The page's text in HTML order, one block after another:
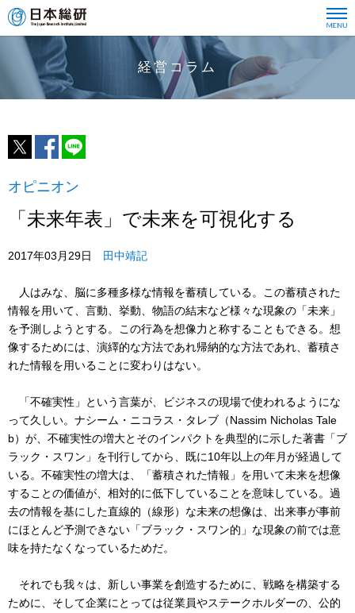
経営コラム
オピニオン
「未来年表」で未来を可視化する
2017年03月29日 田中靖記
人はみな、脳に多種多様な情報を蓄積している。この蓄積された
情報を用いて、言動、挙動、物語の結末など様々な現象の「未来」
を予測しようとする。この行為を想像力と称することもできる。想
像するためには、演繹的な方法であれ帰納的な方法であれ、蓄積さ
れた情報を用いることに変わりはない。
「不確実性」という言葉が、ビジネスの現場で使われるようにな
って久しい。ナシーム・ニコラス・タレブ（Nassim Nicholas Tale
b）が、不確実性の増大とそのインパクトを典型的に示した著書「ブ
ラック・スワン」を刊行してから、既に10年以上の年月が経過して
いる。不確実性の増大は、「蓄積された情報」を用いて未来を想像
することの価値が、相対的に低下していることを意味している。過
去の情報を基にした直線的（線形）な未来の想像は、出来事が事前
にほとんど予測できない「ブラック・スワン的」な現象の前では意
味を持たなくなっているためだ。
それでも我々は、新しい事業を創造するために、戦略を構築する
ために、そして企業にとっては従業員やステークホルダーの、公的